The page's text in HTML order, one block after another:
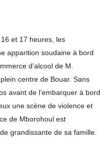
et 17 heures, les
apparition soudaine à bord
d’alcool de M.
centre de Bouar. Sans
avant de l’embarquer à bord
une scène de violence et
de Mborohoul est
grandissante de sa famille.